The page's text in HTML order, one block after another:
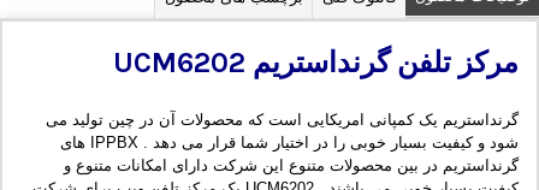
مرکز تلفن گرنداستریم UCM6202
گرنداستریم یک کمپانی امریکایی است که محصولات آن در چین تولید می
شود و کیفیت بسیار خوبی را در اختیار شما قرار می دهد . IPPBX های
گرنداستریم در بین محصولات متنوع این شرکت دارای امکانات متنوع و